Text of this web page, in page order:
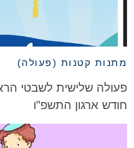
מתנות קטנות (פעולה)
פעולה שלישית לשבטי
חודש ארגון התשפ"ו